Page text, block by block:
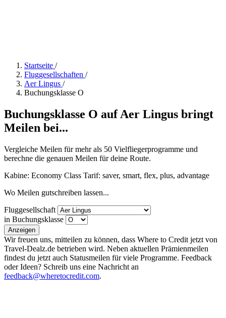
Startseite /
Fluggesellschaften /
Aer Lingus /
Buchungsklasse O
Buchungsklasse O auf Aer Lingus bringt
Meilen bei...
Vergleiche Meilen für mehr als 50 Vielfliegerprogramme und
berechne die genauen Meilen für deine Route.
Kabine: Economy Class Tarif: saver, smart, flex, plus, advantage
Wo Meilen gutschreiben lassen...
Fluggesellschaft
in Buchungsklasse
Anzeigen
Wir freuen uns, mitteilen zu können, dass Where to Credit jetzt von
Travel-Dealz.de betrieben wird. Neben aktuellen Prämienmeilen
findest du jetzt auch Statusmeilen für viele Programme. Feedback
oder Ideen? Schreib uns eine Nachricht an
feedback@wheretocredit.com.